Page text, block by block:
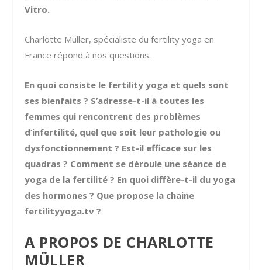
Vitro.
Charlotte Müller, spécialiste du fertility yoga en
France répond à nos questions.
En quoi consiste le fertility yoga et quels sont
ses bienfaits ? S’adresse-t-il à toutes les
femmes qui rencontrent des problèmes
d’infertilité, quel que soit leur pathologie ou
dysfonctionnement ? Est-il efficace sur les
quadras ? Comment se déroule une séance de
yoga de la fertilité ? En quoi diffère-t-il du yoga
des hormones ? Que propose la chaine
fertilityyoga.tv ?
A PROPOS DE CHARLOTTE
MÜLLER